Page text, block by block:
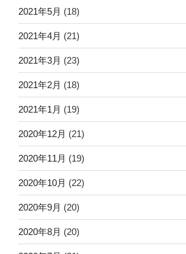
2021年5月 (18)
2021年4月 (21)
2021年3月 (23)
2021年2月 (18)
2021年1月 (19)
2020年12月 (21)
2020年11月 (19)
2020年10月 (22)
2020年9月 (20)
2020年8月 (20)